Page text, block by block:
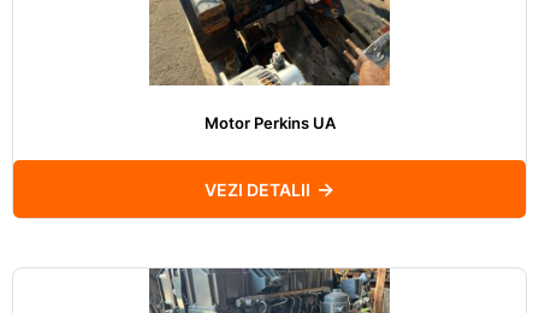
Motor Perkins UA
VEZI DETALII